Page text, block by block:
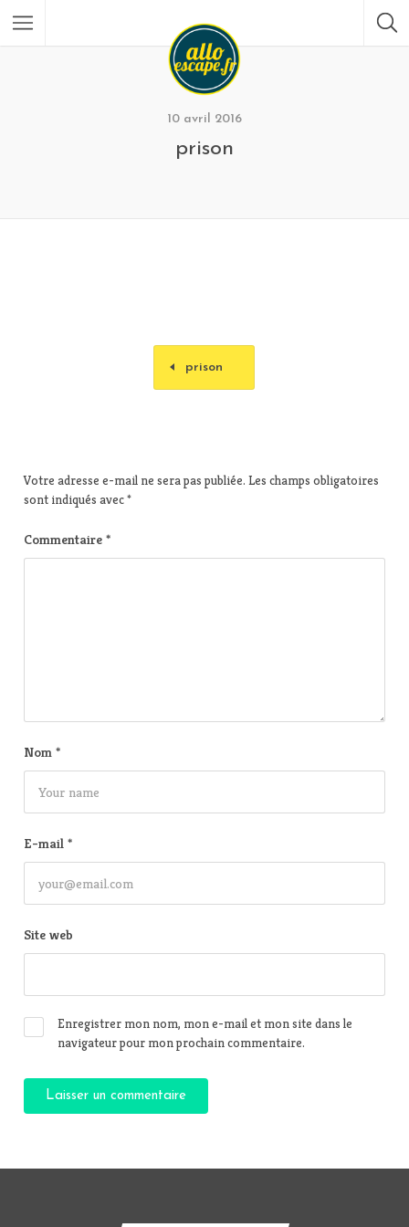
10 avril 2016
prison
prison
Votre adresse e-mail ne sera pas publiée. Les champs obligatoires
sont indiqués avec*
Commentaire *
Nom *
E-mail *
Site web
Enregistrer mon nom, mon e-mail et mon site dans le
navigateur pour mon prochain commentaire.